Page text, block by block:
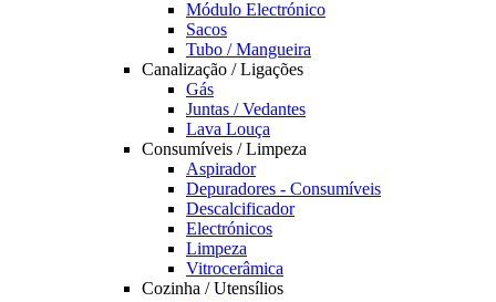
Módulo Electrónico
Sacos
Tubo / Mangueira
Canalização / Ligações
Gás
Juntas / Vedantes
Lava Louça
Consumíveis / Limpeza
Aspirador
Depuradores - Consumíveis
Descalcificador
Electrónicos
Limpeza
Vitrocerâmica
Cozinha / Utensílios